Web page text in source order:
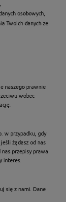
osobowych,
Twoich danych ze
naszego prawnie
wobec
w przypadku, gdy
żądasz od nas
przepisy prawa
interes.
się z nami. Dane